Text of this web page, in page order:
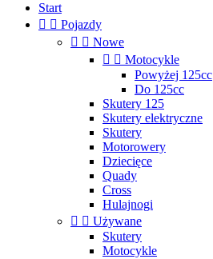
Start
  Pojazdy
  Nowe
  Motocykle
Powyżej 125cc
Do 125cc
Skutery 125
Skutery elektryczne
Skutery
Motorowery
Dziecięce
Quady
Cross
Hulajnogi
  Używane
Skutery
Motocykle